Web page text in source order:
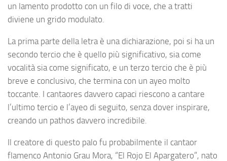
un lamento prodotto con un filo di voce, che a tratti
diviene un grido modulato.
La prima parte della letra è una dichiarazione, poi si ha un
secondo tercio che è quello più significativo, sia come
vocalità sia come significato, e un terzo tercio che è più
breve e conclusivo, che termina con un ayeo molto
toccante. I cantaores davvero capaci riescono a cantare
l’ultimo tercio e l’ayeo di seguito, senza dover inspirare,
creando un pathos davvero incredibile.
Il creatore di questo palo fu probabilmente il cantaor
flamenco Antonio Grau Mora, “El Rojo El Apargatero”, nato